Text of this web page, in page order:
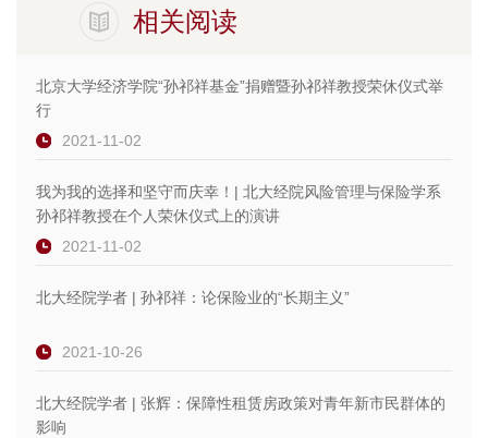
相关阅读
北京大学经济学院“孙祁祥基金”捐赠暨孙祁祥教授荣休仪式举
行
2021-11-02
我为我的选择和坚守而庆幸！| 北大经院风险管理与保险学系
孙祁祥教授在个人荣休仪式上的演讲
2021-11-02
北大经院学者 | 孙祁祥：论保险业的“长期主义”
2021-10-26
北大经院学者 | 张辉：保障性租赁房政策对青年新市民群体的
影响